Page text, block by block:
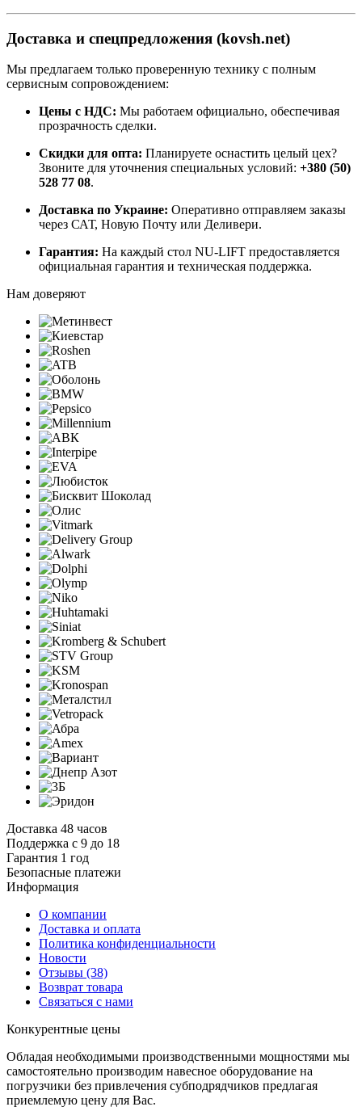
Доставка и спецпредложения (kovsh.net)
Мы предлагаем только проверенную технику с полным
сервисным сопровождением:
Цены с НДС: Мы работаем официально, обеспечивая
прозрачность сделки.
Скидки для опта: Планируете оснастить целый цех?
Звоните для уточнения специальных условий: +380 (50)
528 77 08.
Доставка по Украине: Оперативно отправляем заказы
через САТ, Новую Почту или Деливери.
Гарантия: На каждый стол NU-LIFT предоставляется
официальная гарантия и техническая поддержка.
Нам доверяют
Доставка 48 часов
Поддержка с 9 до 18
Гарантия 1 год
Безопасные платежи
Информация
О компании
Доставка и оплата
Политика конфиденциальности
Новости
Отзывы (38)
Возврат товара
Связаться с нами
Конкурентные цены
Обладая необходимыми производственными мощностями мы
самостоятельно производим навесное оборудование на
погрузчики без привлечения субподрядчиков предлагая
приемлемую цену для Вас.